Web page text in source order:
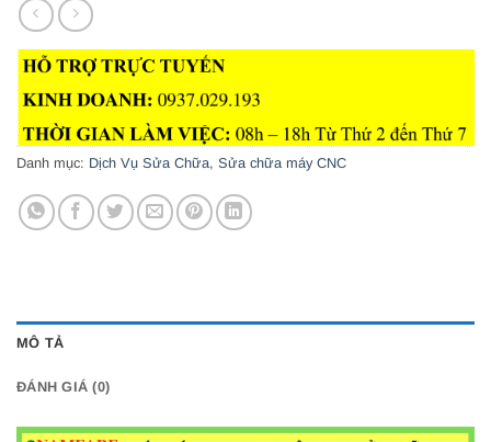
Danh mục: Dịch Vụ Sửa Chữa, Sửa chữa máy CNC
MÔ TẢ
ĐÁNH GIÁ (0)